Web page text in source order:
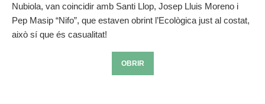
Nubiola, van coincidir amb Santi Llop, Josep Lluis Moreno i
Pep Masip “Nifo”, que estaven obrint l’Ecològica just al costat,
això sí que és casualitat!
OBRIR